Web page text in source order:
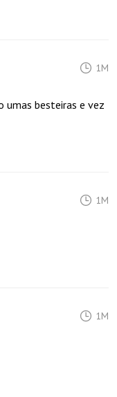
1M
umas besteiras e vez
1M
1M